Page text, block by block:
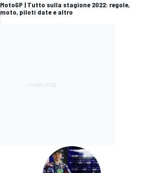
MotoGP | Tutto sulla stagione 2022: regole,
moto, piloti date e altro